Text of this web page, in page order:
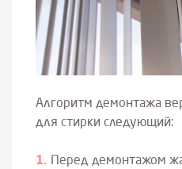
Алгоритм демонтажа
для стирки следующий:
Перед демонтажом